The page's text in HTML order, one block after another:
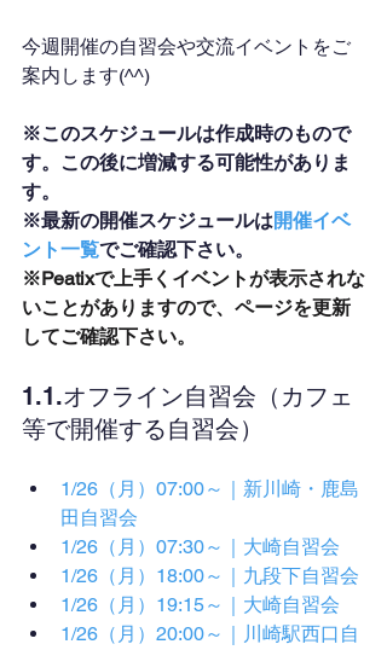
今週開催の自習会や交流イベントをご
案内します(^^)
※このスケジュールは作成時のもので
す。この後に増減する可能性がありま
す。
※最新の開催スケジュールは開催イベ
ント一覧でご確認下さい。
※Peatixで上手くイベントが表示されな
いことがありますので、ページを更新
してご確認下さい。
1.1.オフライン自習会（カフェ
等で開催する自習会）
1/26（月）07:00～｜新川崎・鹿島
田自習会
1/26（月）07:30～｜大崎自習会
1/26（月）18:00～｜九段下自習会
1/26（月）19:15～｜大崎自習会
1/26（月）20:00～｜川崎駅西口自